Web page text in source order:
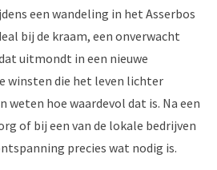
een wandeling in het Asserbos
bij de kraam, een onverwacht
uitmondt in een nieuwe
winsten die het leven lichter
weten hoe waardevol dat is. Na een
of bij een van de lokale bedrijven
precies wat nodig is.